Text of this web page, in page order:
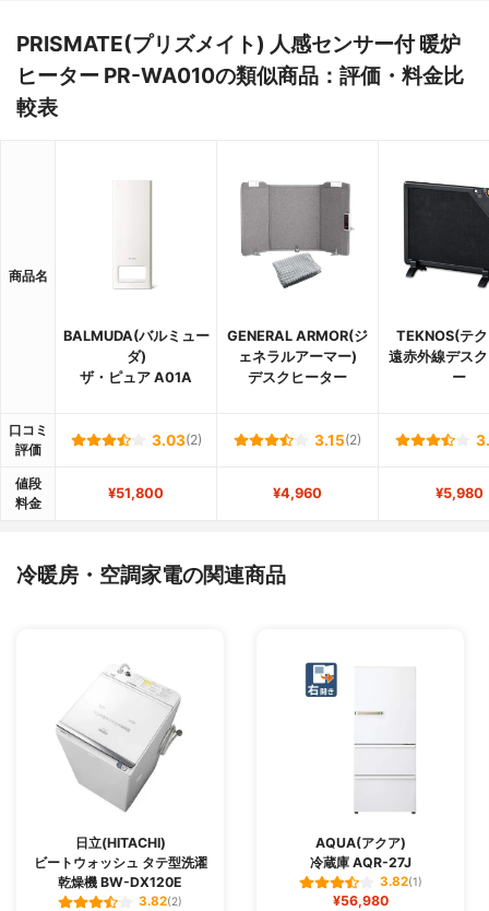
PRISMATE(プリズメイト) 人感センサー付 暖炉
ヒーター PR-WA010の類似商品：評価・料金比
較表
商品名
BALMUDA(バルミュー
ダ)
ザ・ピュア A01A
GENERAL ARMOR(ジ
ェネラルアーマー)
デスクヒーター
TEKNOS(テ
遠赤外線デス
ー
口コミ
評価
3.03(2) 3.15(2)
値段
料金
¥51,800 ¥4,960 ¥5,980
冷暖房・空調家電の関連商品
日立(HITACHI)
ビートウォッシュ タテ型洗濯
乾燥機 BW-DX120E
3.82(2)
AQUA(アクア)
冷蔵庫 AQR-27J
3.82(1)
¥56,980